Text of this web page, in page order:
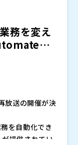
務を変え
と
放送の開催が決
を自動化でき
提供されてい